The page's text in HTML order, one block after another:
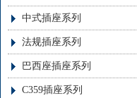
中式插座系列
法规插座系列
巴西座插座系列
C359插座系列